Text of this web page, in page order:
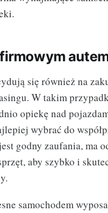
się również na
W takim
opiekę nad
wybrać do
godny zaufania, ma
aby szybko i
samochodem